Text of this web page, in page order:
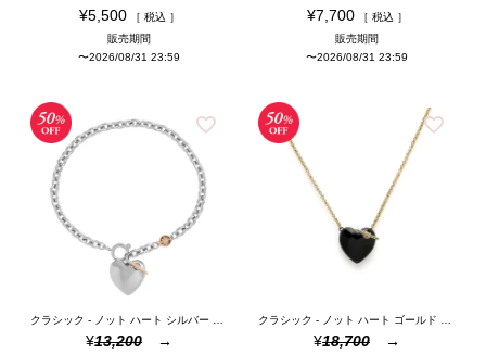
¥5,500
税込
販売期間
〜2026/08/31 23:59
¥7,700
税込
販売期間
〜2026/08/31 23:59
¥13,200
¥18,700